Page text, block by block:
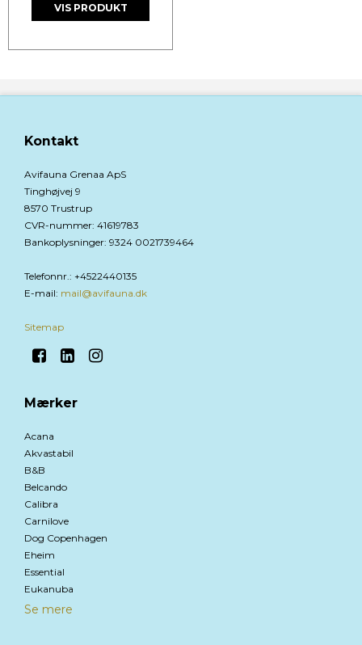
VIS PRODUKT
Kontakt
Avifauna Grenaa ApS
Tinghøjvej 9
8570 Trustrup
CVR-nummer: 41619783
Bankoplysninger: 9324 0021739464
Telefonnr.: +4522440135
E-mail: mail@avifauna.dk
Sitemap
Mærker
Acana
Akvastabil
B&B
Belcando
Calibra
Carnilove
Dog Copenhagen
Eheim
Essential
Eukanuba
Se mere